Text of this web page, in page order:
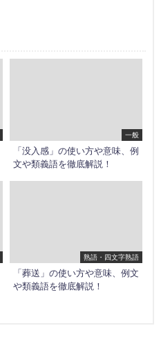
一般
「没入感」の使い方や意味、例
文や類義語を徹底解説！
熟語・四文字熟語
「葬送」の使い方や意味、例文
や類義語を徹底解説！